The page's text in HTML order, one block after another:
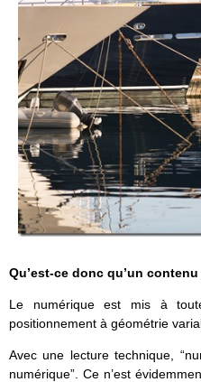
Qu’est-ce donc qu’un
Le numérique est mis à
positionnement à géométrie
Avec une lecture technique,
numérique”. Ce n’est